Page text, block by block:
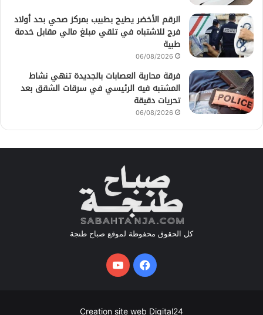
الرقم الأخضر يطيح بطبيب بمركز صحي بحد أولاد
فرج للاشتباه في تلقي مبلغ مالي مقابل خدمة
طبية
06/08/2026
فرقة محاربة العصابات بالجديدة تنهي نشاط
المشتبه فيه الرئيسي في سرقات الشقق بعد
تحريات دقيقة
06/08/2026
كل الحقوق محفوظة لموقع صباح طنجة
فيسبوكيوتيوب
Creation site web Digital24